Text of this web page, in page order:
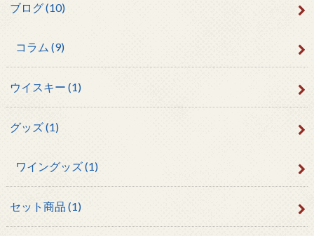
ブログ(10)
コラム (9)
ウイスキー (1)
グッズ(1)
ワイングッズ(1)
セット商品 (1)